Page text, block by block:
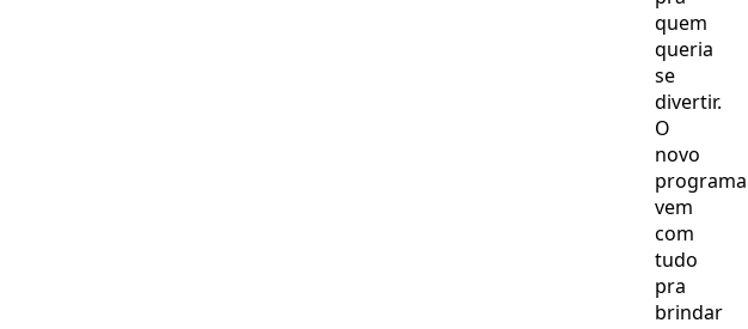
quem
queria
se
divertir.
O
novo
programa
vem
com
tudo
pra
brindar